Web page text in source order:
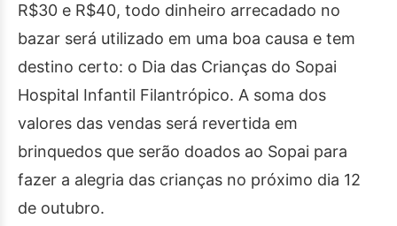
R$30 e R$40, todo dinheiro arrecadado no
bazar será utilizado em uma boa causa e tem
destino certo: o Dia das Crianças do Sopai
Hospital Infantil Filantrópico. A soma dos
valores das vendas será revertida em
brinquedos que serão doados ao Sopai para
fazer a alegria das crianças no próximo dia 12
de outubro.